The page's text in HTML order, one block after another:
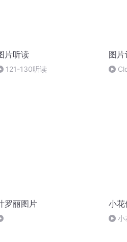
片听读
121-130听读
图
罗丽图片 小花
小